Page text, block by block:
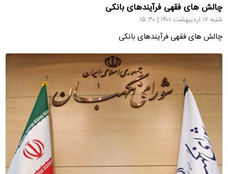
چالش های فقهی فرآیندهای بانکی
شنبه ۱۷ اردیبهشت ۱۴۰۱ | ۱۵:۳۰
چالش های فقهی فرآیندهای بانکی